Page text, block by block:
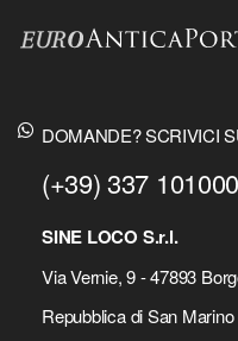
DOMANDE? SCRIVICI
(+39) 337
SINE LOCO S.r.l.
Via Vernie, 9 - 47893
Repubblica di San